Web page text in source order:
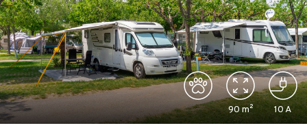
90 m² 10A